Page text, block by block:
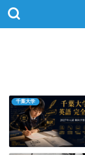
千葉大学